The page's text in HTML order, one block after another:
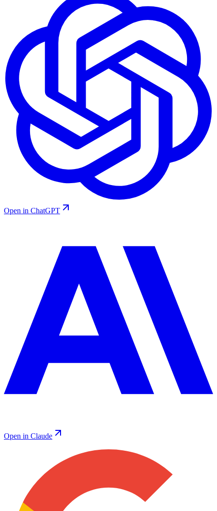
Open in ChatGPT
Open in Claude